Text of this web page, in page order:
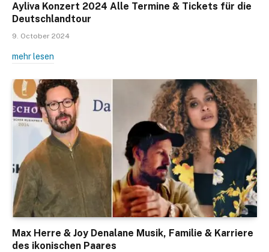
Ayliva Konzert 2024 Alle Termine & Tickets für die
Deutschlandtour
9. October 2024
mehr lesen
Max Herre & Joy Denalane Musik, Familie & Karriere
des ikonischen Paares